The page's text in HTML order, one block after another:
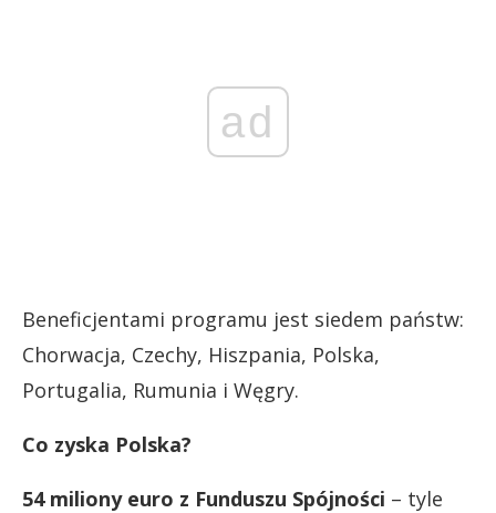
ad
Beneficjentami programu jest siedem państw:
Chorwacja, Czechy, Hiszpania, Polska,
Portugalia, Rumunia i Węgry.
Co zyska Polska?
54 miliony euro z Funduszu Spójności – tyle